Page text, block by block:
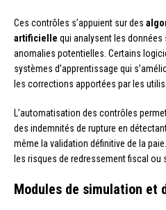
Ces contrôles s’appuient sur des
artificielle qui analysent les
anomalies potentielles. Certains
systèmes d’apprentissage qui
les corrections apportées par les
L’automatisation des contrôles
des indemnités de rupture en
même la validation définitive de la
les risques de redressement fiscal ou
Modules de simulation et